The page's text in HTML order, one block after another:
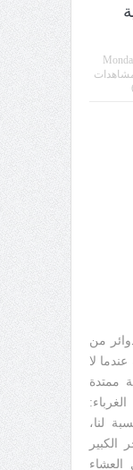
من
لا
ممتدة
لنا،
العشاء